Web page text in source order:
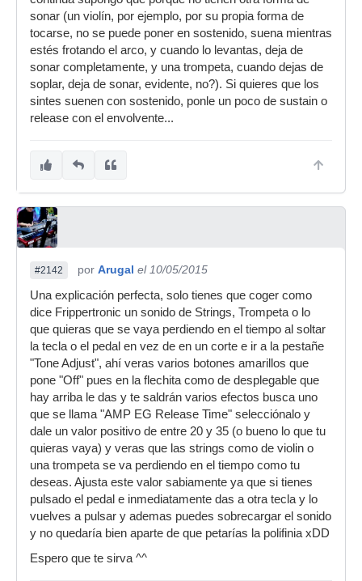
sonar (un violín, por ejemplo, por su propia forma de
tocarse, no se puede poner en sostenido, suena mientras
estés frotando el arco, y cuando lo levantas, deja de
sonar completamente, y una trompeta, cuando dejas de
soplar, deja de sonar, evidente, no?). Si quieres que los
sintes suenen con sostenido, ponle un poco de sustain o
release con el envolvente...
#2142 por Arugal el 10/05/2015
Una explicación perfecta, solo tienes que coger como
dice Frippertronic un sonido de Strings, Trompeta o lo
que quieras que se vaya perdiendo en el tiempo al soltar
la tecla o el pedal en vez de en un corte e ir a la pestañe
"Tone Adjust", ahí veras varios botones amarillos que
pone "Off" pues en la flechita como de desplegable que
hay arriba le das y te saldrán varios efectos busca uno
que se llama "AMP EG Release Time" selecciónalo y
dale un valor positivo de entre 20 y 35 (o bueno lo que tu
quieras vaya) y veras que las strings como de violin o
una trompeta se va perdiendo en el tiempo como tu
deseas. Ajusta este valor sabiamente ya que si tienes
pulsado el pedal e inmediatamente das a otra tecla y lo
vuelves a pulsar y ademas puedes sobrecargar el sonido
y no quedaría bien aparte de que petarías la polifinia xDD
Espero que te sirva ^^